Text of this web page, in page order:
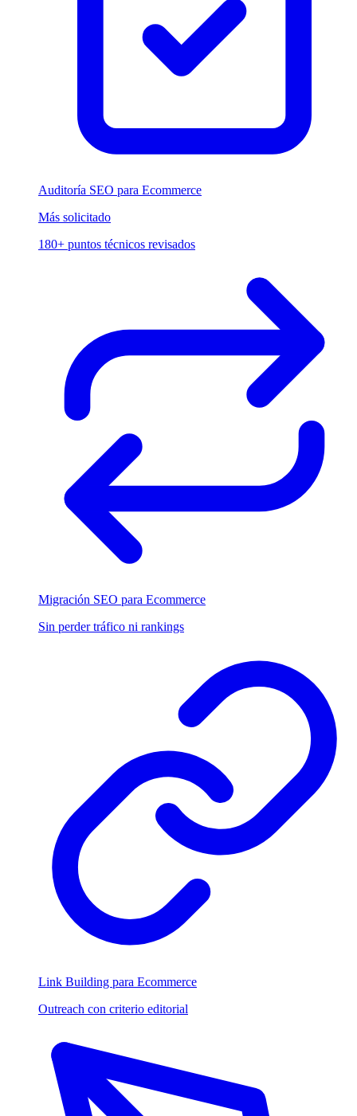
Auditoría SEO para Ecommerce
Más solicitado
180+ puntos técnicos revisados
Migración SEO para Ecommerce
Sin perder tráfico ni rankings
Link Building para Ecommerce
Outreach con criterio editorial